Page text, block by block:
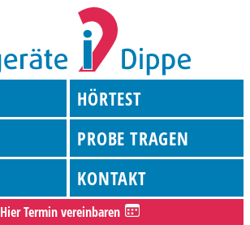
Hier Termin vereinbaren
HÖRTEST
PROBE TRAGEN
KONTAKT